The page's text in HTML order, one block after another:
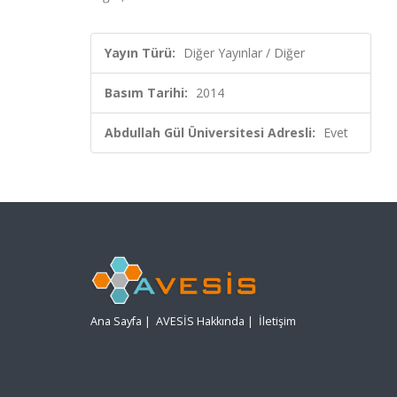
Yayın Türü: Diğer Yayınlar / Diğer
Basım Tarihi: 2014
Abdullah Gül Üniversitesi Adresli: Evet
Ana Sayfa | AVESİS Hakkında | İletişim